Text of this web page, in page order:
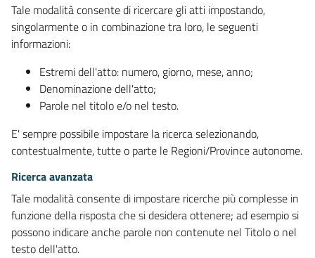
Tale modalità consente di ricercare gli atti impostando,
singolarmente o in combinazione tra loro, le seguenti
informazioni:
Estremi dell'atto: numero, giorno, mese, anno;
Denominazione dell'atto;
Parole nel titolo e/o nel testo.
E' sempre possibile impostare la ricerca selezionando,
contestualmente, tutte o parte le Regioni/Province autonome.
Ricerca avanzata
Tale modalità consente di impostare ricerche più complesse in
funzione della risposta che si desidera ottenere; ad esempio si
possono indicare anche parole non contenute nel Titolo o nel
testo dell'atto.